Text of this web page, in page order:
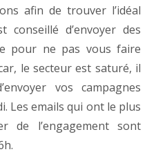
afin de trouver l’idéal
d’envoyer des
pour ne pas vous faire
le secteur est saturé, il
vos campagnes
Les emails qui ont le plus
de l’engagement sont